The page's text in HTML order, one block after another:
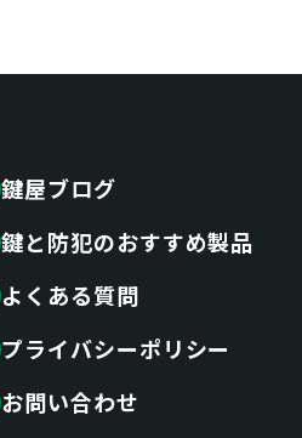
鍵屋ブログ
鍵と防犯のおすすめ製品
よくある質問
プライバシーポリシー
お問い合わせ